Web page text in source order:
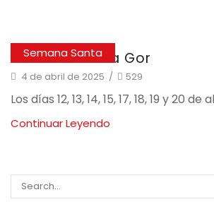
Semana Santa
Semana Santa Gor
4 de abril de 2025 / 529
Los días 12, 13, 14, 15, 17, 18, 19 y 20 de
Continuar Leyendo